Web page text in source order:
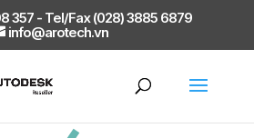
357 - Tel/Fax (028) 3885 6879
info@arotech.vn